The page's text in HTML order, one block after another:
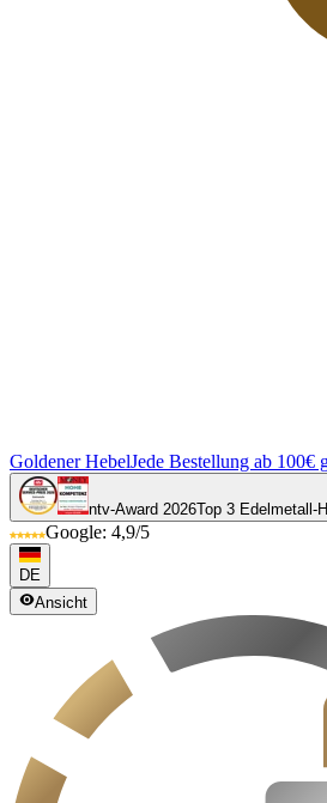
Goldener HebelJede Bestellung ab 100€
ntv-Award 2026Top 3 Edelmetall-
Google: 4,9/5
DE
Ansicht